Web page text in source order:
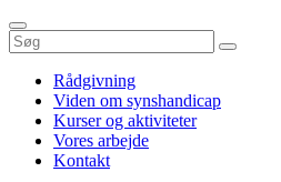
Rådgivning
Viden om synshandicap
Kurser og aktiviteter
Vores arbejde
Kontakt